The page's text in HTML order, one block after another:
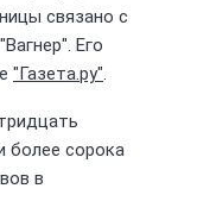
связано с
Его
"Газета.ру"
более сорока
в